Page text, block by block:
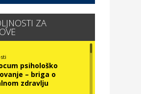
ZA
psihološko
– briga o
zdravlju